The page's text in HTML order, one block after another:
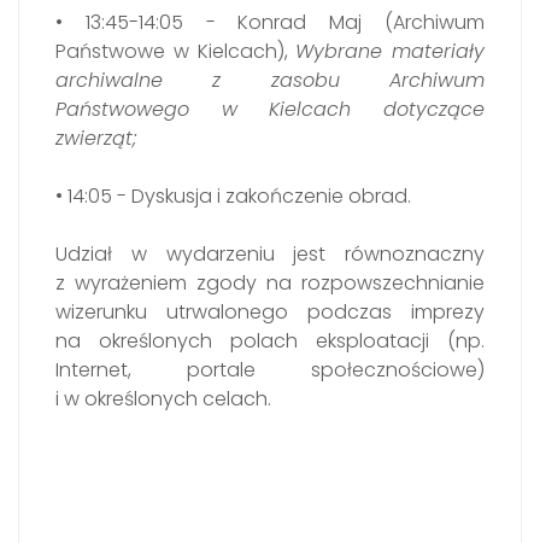
• 13:45-14:05 - Konrad Maj (Archiwum
Państwowe w Kielcach), Wybrane materiały
archiwalne z zasobu Archiwum
Państwowego w Kielcach dotyczące
zwierząt;
• 14:05 - Dyskusja i zakończenie obrad.
Udział w wydarzeniu jest równoznaczny
z wyrażeniem zgody na rozpowszechnianie
wizerunku utrwalonego podczas imprezy
na określonych polach eksploatacji (np.
Internet, portale społecznościowe)
i w określonych celach.